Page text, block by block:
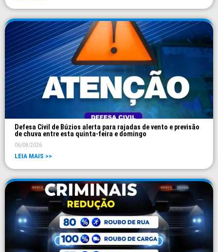
Defesa Civil de Búzios alerta para rajadas de vento e previsão
de chuva entre esta quinta-feira e domingo
06/08/2026
LEIA MAIS >>